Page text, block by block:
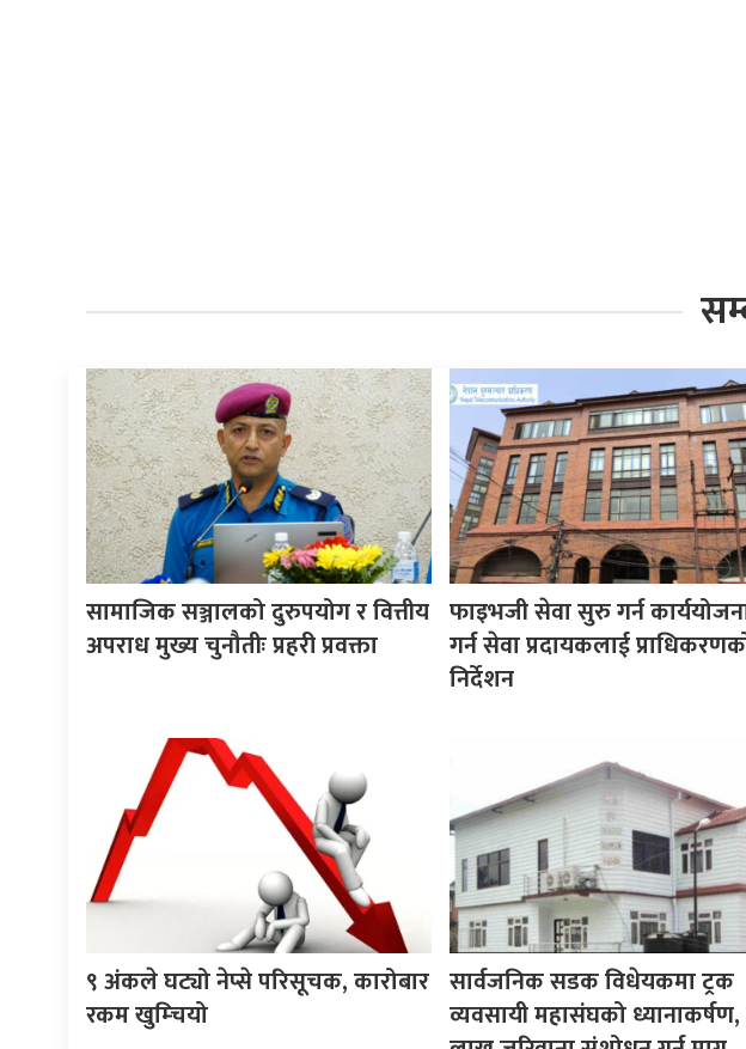
सामाजिक सञ्जालको दुरुपयोग र वित्तीय
अपराध मुख्य चुनौतीः प्रहरी प्रवक्ता
फाइभजी सेवा सुरु गर्न
गर्न सेवा प्रदायकलाई
निर्देशन
९ अंकले घट्यो नेप्से परिसूचक, कारोबार
रकम खुम्चियो
सार्वजनिक सडक विधेयकमा ट्रक
व्यवसायी महासंघको